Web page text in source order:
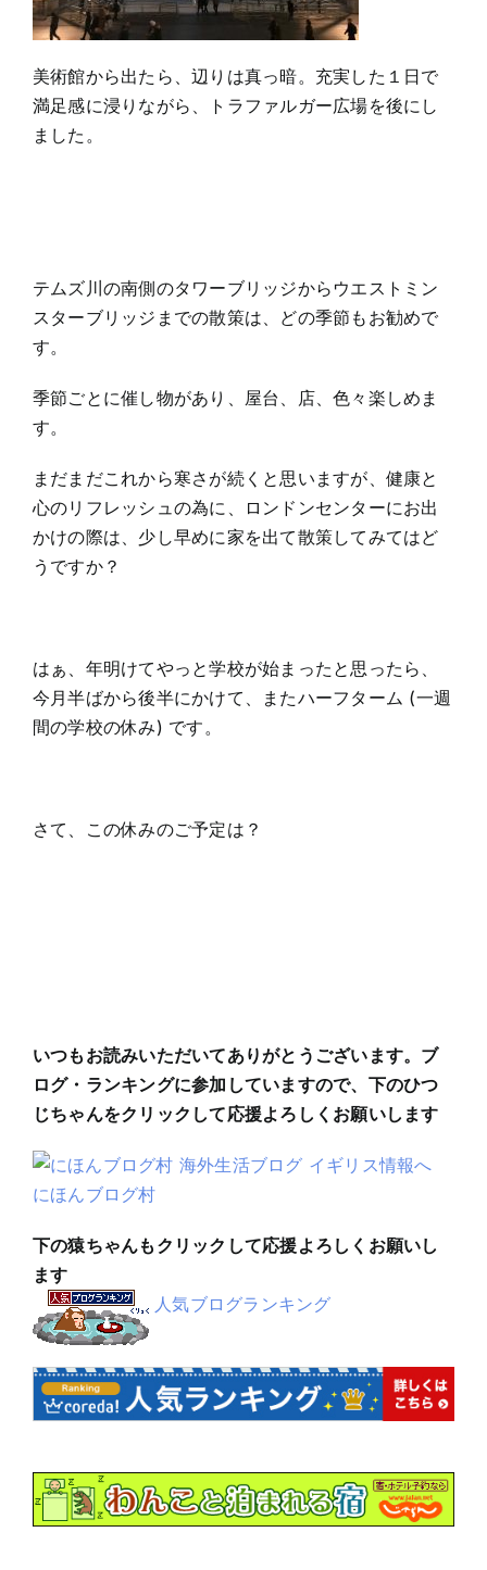
美術館から出たら、辺りは真っ暗。充実した１日で
満足感に浸りながら、トラファルガー広場を後にし
ました。
テムズ川の南側のタワーブリッジからウエストミン
スターブリッジまでの散策は、どの季節もお勧めで
す。
季節ごとに催し物があり、屋台、店、色々楽しめま
す。
まだまだこれから寒さが続くと思いますが、健康と
心のリフレッシュの為に、ロンドンセンターにお出
かけの際は、少し早めに家を出て散策してみてはど
うですか？
はぁ、年明けてやっと学校が始まったと思ったら、
今月半ばから後半にかけて、またハーフターム (一週
間の学校の休み) です。
さて、この休みのご予定は？
いつもお読みいただいてありがとうございます。ブ
ログ・ランキングに参加していますので、下のひつ
じちゃんをクリックして応援よろしくお願いします
にほんブログ村
下の猿ちゃんもクリックして応援よろしくお願いし
ます
人気ブログランキング